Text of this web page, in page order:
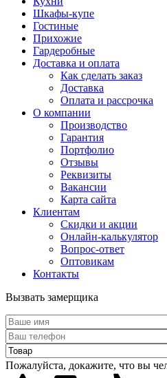
Шкафы-купе
Гостиные
Прихожие
Гардеробные
Доставка и оплата
Как сделать заказ
Доставка
Оплата и рассрочка
О компании
Производство
Гарантия
Портфолио
Отзывы
Реквизиты
Вакансии
Карта сайта
Клиентам
Скидки и акции
Онлайн-калькулятор
Вопрос-ответ
Оптовикам
Контакты
Вызвать замерщика
Пожалуйста, докажите, что вы